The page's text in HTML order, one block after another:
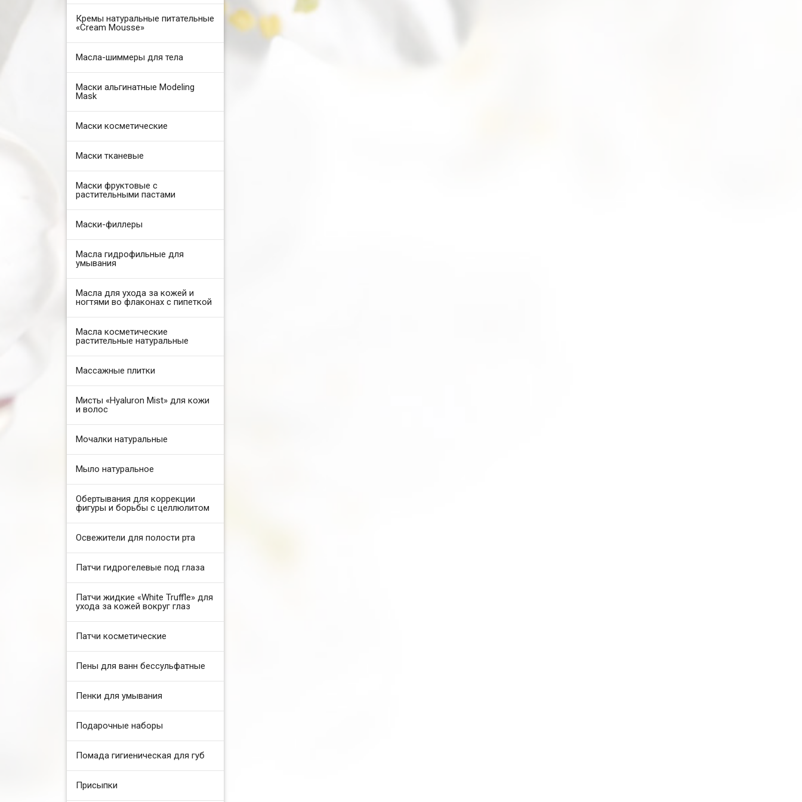
Кремы натуральные питательные
«Cream Mousse»
Масла-шиммеры для тела
Маски альгинатные Modeling
Mask
Маски косметические
Маски тканевые
Маски фруктовые с
растительными пастами
Маски-филлеры
Масла гидрофильные для
умывания
Масла для ухода за кожей и
ногтями во флаконах с пипеткой
Масла косметические
растительные натуральные
Массажные плитки
Мисты «Hyaluron Mist» для кожи
и волос
Мочалки натуральные
Мыло натуральное
Обертывания для коррекции
фигуры и борьбы с целлюлитом
Освежители для полости рта
Патчи гидрогелевые под глаза
Патчи жидкие «White Truffle» для
ухода за кожей вокруг глаз
Патчи косметические
Пены для ванн бессульфатные
Пенки для умывания
Подарочные наборы
Помада гигиеническая для губ
Присыпки